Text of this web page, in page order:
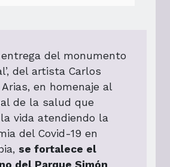
del monumento
del artista Carlos
en homenaje al
de la salud que
vida atendiendo la
del Covid-19 en
se fortalece el